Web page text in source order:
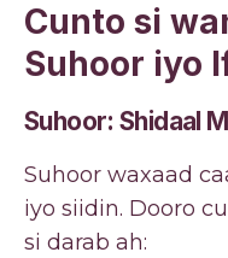
Cunto si
Suhoor iyo
Suhoor: Shidaal
Suhoor waxaad
iyo siidin. Dooro
si darab ah: